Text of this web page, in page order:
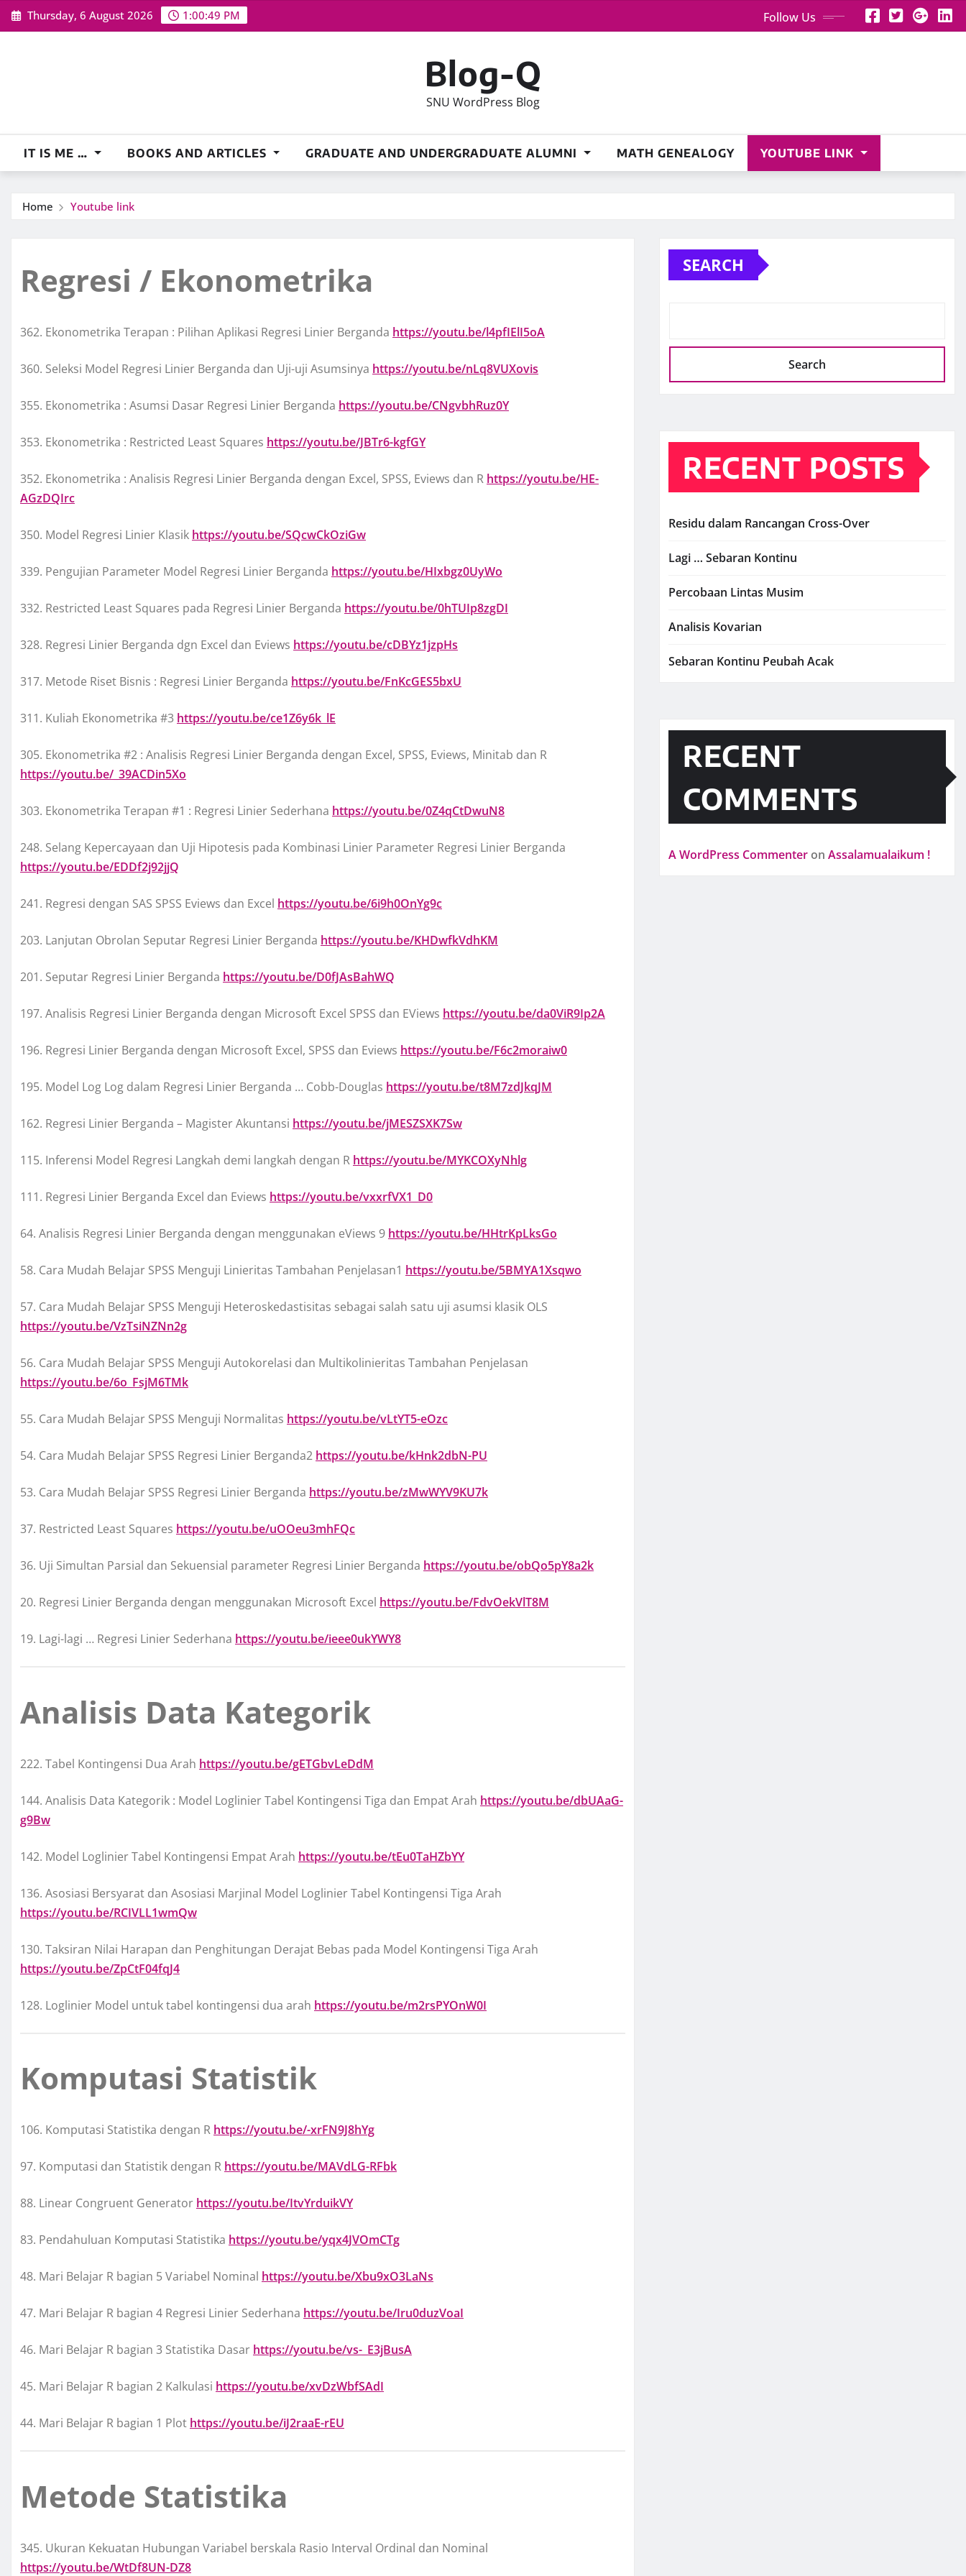
Skip
to
Thursday, 6 August 2026 1:00:50 PM Follow Us
Blog-Q
SNU WordPress Blog
IT IS ME … BOOKS AND ARTICLES GRADUATE AND UNDERGRADUATE ALUMNI MATH GENEALOGY YOUTUBE LINK
Home Youtube link
Regresi / Ekonometrika
362. Ekonometrika Terapan : Pilihan Aplikasi Regresi Linier Berganda https://youtu.be/l4pfIElI5oA
360. Seleksi Model Regresi Linier Berganda dan Uji-uji Asumsinya https://youtu.be/nLq8VUXovis
355. Ekonometrika : Asumsi Dasar Regresi Linier Berganda https://youtu.be/CNgvbhRuz0Y
353. Ekonometrika : Restricted Least Squares https://youtu.be/JBTr6-kgfGY
352. Ekonometrika : Analisis Regresi Linier Berganda dengan Excel, SPSS, Eviews dan R https://youtu.be/HE-
AGzDQIrc
350. Model Regresi Linier Klasik https://youtu.be/SQcwCkOziGw
339. Pengujian Parameter Model Regresi Linier Berganda https://youtu.be/HIxbgz0UyWo
332. Restricted Least Squares pada Regresi Linier Berganda https://youtu.be/0hTUIp8zgDI
328. Regresi Linier Berganda dgn Excel dan Eviews https://youtu.be/cDBYz1jzpHs
317. Metode Riset Bisnis : Regresi Linier Berganda https://youtu.be/FnKcGES5bxU
311. Kuliah Ekonometrika #3 https://youtu.be/ce1Z6y6k_lE
305. Ekonometrika #2 : Analisis Regresi Linier Berganda dengan Excel, SPSS, Eviews, Minitab dan R
https://youtu.be/_39ACDin5Xo
303. Ekonometrika Terapan #1 : Regresi Linier Sederhana https://youtu.be/0Z4qCtDwuN8
248. Selang Kepercayaan dan Uji Hipotesis pada Kombinasi Linier Parameter Regresi Linier Berganda
https://youtu.be/EDDf2j92jjQ
241. Regresi dengan SAS SPSS Eviews dan Excel https://youtu.be/6i9h0OnYg9c
203. Lanjutan Obrolan Seputar Regresi Linier Berganda https://youtu.be/KHDwfkVdhKM
201. Seputar Regresi Linier Berganda https://youtu.be/D0fJAsBahWQ
197. Analisis Regresi Linier Berganda dengan Microsoft Excel SPSS dan EViews https://youtu.be/da0ViR9Ip2A
196. Regresi Linier Berganda dengan Microsoft Excel, SPSS dan Eviews https://youtu.be/F6c2moraiw0
195. Model Log Log dalam Regresi Linier Berganda … Cobb-Douglas https://youtu.be/t8M7zdJkqJM
162. Regresi Linier Berganda – Magister Akuntansi https://youtu.be/jMESZSXK7Sw
115. Inferensi Model Regresi Langkah demi langkah dengan R https://youtu.be/MYKCOXyNhlg
111. Regresi Linier Berganda Excel dan Eviews https://youtu.be/vxxrfVX1_D0
64. Analisis Regresi Linier Berganda dengan menggunakan eViews 9 https://youtu.be/HHtrKpLksGo
58. Cara Mudah Belajar SPSS Menguji Linieritas Tambahan Penjelasan1 https://youtu.be/5BMYA1Xsqwo
57. Cara Mudah Belajar SPSS Menguji Heteroskedastisitas sebagai salah satu uji asumsi klasik OLS
https://youtu.be/VzTsiNZNn2g
56. Cara Mudah Belajar SPSS Menguji Autokorelasi dan Multikolinieritas Tambahan Penjelasan
https://youtu.be/6o_FsjM6TMk
55. Cara Mudah Belajar SPSS Menguji Normalitas https://youtu.be/vLtYT5-eOzc
54. Cara Mudah Belajar SPSS Regresi Linier Berganda2 https://youtu.be/kHnk2dbN-PU
53. Cara Mudah Belajar SPSS Regresi Linier Berganda https://youtu.be/zMwWYV9KU7k
37. Restricted Least Squares https://youtu.be/uOOeu3mhFQc
36. Uji Simultan Parsial dan Sekuensial parameter Regresi Linier Berganda https://youtu.be/obQo5pY8a2k
20. Regresi Linier Berganda dengan menggunakan Microsoft Excel https://youtu.be/FdvOekVlT8M
19. Lagi-lagi … Regresi Linier Sederhana https://youtu.be/ieee0ukYWY8
Analisis Data Kategorik
222. Tabel Kontingensi Dua Arah https://youtu.be/gETGbvLeDdM
144. Analisis Data Kategorik : Model Loglinier Tabel Kontingensi Tiga dan Empat Arah https://youtu.be/dbUAaG-
g9Bw
142. Model Loglinier Tabel Kontingensi Empat Arah https://youtu.be/tEu0TaHZbYY
136. Asosiasi Bersyarat dan Asosiasi Marjinal Model Loglinier Tabel Kontingensi Tiga Arah
https://youtu.be/RCIVLL1wmQw
130. Taksiran Nilai Harapan dan Penghitungan Derajat Bebas pada Model Kontingensi Tiga Arah
https://youtu.be/ZpCtF04fqJ4
128. Loglinier Model untuk tabel kontingensi dua arah https://youtu.be/m2rsPYOnW0I
Komputasi Statistik
106. Komputasi Statistika dengan R https://youtu.be/-xrFN9J8hYg
97. Komputasi dan Statistik dengan R https://youtu.be/MAVdLG-RFbk
88. Linear Congruent Generator https://youtu.be/ItvYrduikVY
83. Pendahuluan Komputasi Statistika https://youtu.be/yqx4JVOmCTg
48. Mari Belajar R bagian 5 Variabel Nominal https://youtu.be/Xbu9xO3LaNs
47. Mari Belajar R bagian 4 Regresi Linier Sederhana https://youtu.be/Iru0duzVoaI
46. Mari Belajar R bagian 3 Statistika Dasar https://youtu.be/vs-_E3jBusA
45. Mari Belajar R bagian 2 Kalkulasi https://youtu.be/xvDzWbfSAdI
44. Mari Belajar R bagian 1 Plot https://youtu.be/iJ2raaE-rEU
Metode Statistika
345. Ukuran Kekuatan Hubungan Variabel berskala Rasio Interval Ordinal dan Nominal
https://youtu.be/WtDf8UN-DZ8
SEARCH
Search
RECENT POSTS
Residu dalam Rancangan Cross-Over
Lagi … Sebaran Kontinu
Percobaan Lintas Musim
Analisis Kovarian
Sebaran Kontinu Peubah Acak
RECENT
COMMENTS
A WordPress Commenter on Assalamualaikum !